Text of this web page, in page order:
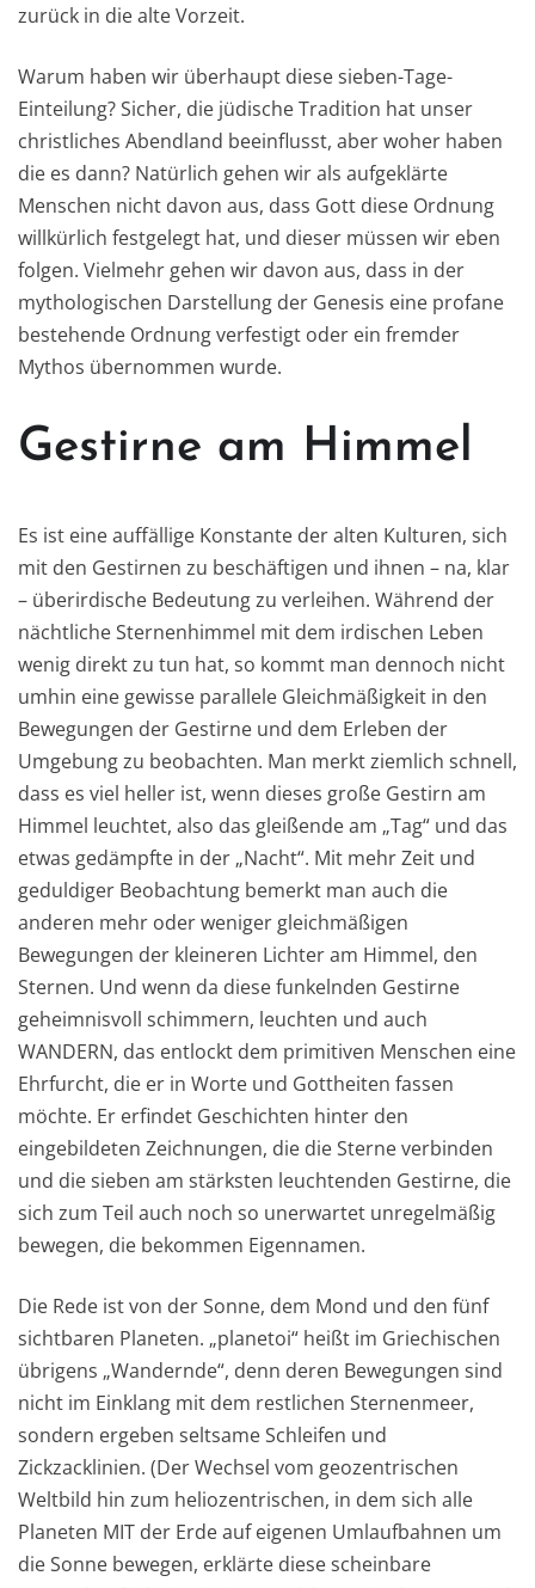
zurück in die alte Vorzeit.
Warum haben wir überhaupt diese sieben-Tage-
Einteilung? Sicher, die jüdische Tradition hat unser
christliches Abendland beeinflusst, aber woher haben
die es dann? Natürlich gehen wir als aufgeklärte
Menschen nicht davon aus, dass Gott diese Ordnung
willkürlich festgelegt hat, und dieser müssen wir eben
folgen. Vielmehr gehen wir davon aus, dass in der
mythologischen Darstellung der Genesis eine profane
bestehende Ordnung verfestigt oder ein fremder
Mythos übernommen wurde.
Gestirne am Himmel
Es ist eine auffällige Konstante der alten Kulturen, sich
mit den Gestirnen zu beschäftigen und ihnen – na, klar
– überirdische Bedeutung zu verleihen. Während der
nächtliche Sternenhimmel mit dem irdischen Leben
wenig direkt zu tun hat, so kommt man dennoch nicht
umhin eine gewisse parallele Gleichmäßigkeit in den
Bewegungen der Gestirne und dem Erleben der
Umgebung zu beobachten. Man merkt ziemlich schnell,
dass es viel heller ist, wenn dieses große Gestirn am
Himmel leuchtet, also das gleißende am „Tag“ und das
etwas gedämpfte in der „Nacht“. Mit mehr Zeit und
geduldiger Beobachtung bemerkt man auch die
anderen mehr oder weniger gleichmäßigen
Bewegungen der kleineren Lichter am Himmel, den
Sternen. Und wenn da diese funkelnden Gestirne
geheimnisvoll schimmern, leuchten und auch
WANDERN, das entlockt dem primitiven Menschen eine
Ehrfurcht, die er in Worte und Gottheiten fassen
möchte. Er erfindet Geschichten hinter den
eingebildeten Zeichnungen, die die Sterne verbinden
und die sieben am stärksten leuchtenden Gestirne, die
sich zum Teil auch noch so unerwartet unregelmäßig
bewegen, die bekommen Eigennamen.
Die Rede ist von der Sonne, dem Mond und den fünf
sichtbaren Planeten. „planetoi“ heißt im Griechischen
übrigens „Wandernde“, denn deren Bewegungen sind
nicht im Einklang mit dem restlichen Sternenmeer,
sondern ergeben seltsame Schleifen und
Zickzacklinien. (Der Wechsel vom geozentrischen
Weltbild hin zum heliozentrischen, in dem sich alle
Planeten MIT der Erde auf eigenen Umlaufbahnen um
die Sonne bewegen, erklärte diese scheinbare